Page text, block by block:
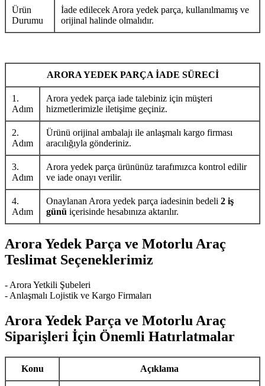
Ürün
Durumu
İade edilecek Arora yedek parça, kullanılmamış ve
orijinal halinde olmalıdır.
ARORA YEDEK PARÇA İADE SÜRECİ
1.
Adım
Arora yedek parça iade talebiniz için müşteri
hizmetlerimizle iletişime geçiniz.
2.
Adım
Ürünü orijinal ambalajı ile anlaşmalı kargo firması
aracılığıyla gönderiniz.
3.
Adım
Arora yedek parça ürününüz tarafımızca kontrol edilir
ve iade onayı verilir.
4.
Adım
Onaylanan Arora yedek parça iadesinin bedeli 2 iş
günü içerisinde hesabınıza aktarılır.
Arora Yedek Parça ve Motorlu Araç
Teslimat Seçeneklerimiz
- Arora Yetkili Şubeleri
- Anlaşmalı Lojistik ve Kargo Firmaları
Arora Yedek Parça ve Motorlu Araç
Siparişleri İçin Önemli Hatırlatmalar
Konu Açıklama